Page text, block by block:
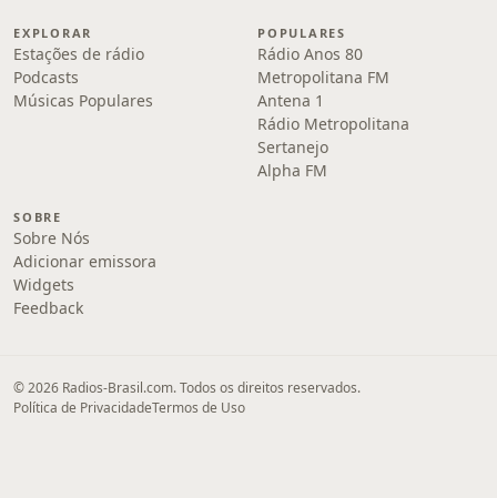
EXPLORAR
Estações de rádio
Podcasts
Músicas Populares
POPULARES
Rádio Anos 80
Metropolitana FM
Antena 1
Rádio Metropolitana
Sertanejo
Alpha FM
SOBRE
Sobre Nós
Adicionar emissora
Widgets
Feedback
© 2026 Radios-Brasil.com. Todos os direitos reservados.
Política de PrivacidadeTermos de Uso